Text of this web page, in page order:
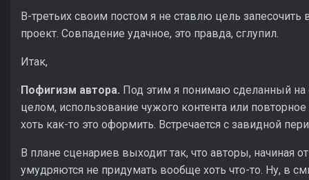
В-третьих своим постом я не ставлю цель запесочить
проект. Совпадение удачное, это правда, сглупил.
Итак,
Пофигизм автора. Под этим я понимаю сделанный на
целом, использование чужого контента или
хоть как-то это оформить. Встречается с завидной
В плане сценариев выходит так, что авторы, начиная
умудряются не придумать вообще хоть что-то. Ну, в